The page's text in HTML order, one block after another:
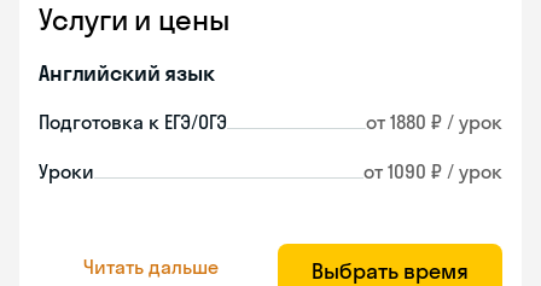
Услуги и цены
Английский язык
Подготовка к ЕГЭ/ОГЭ от 1880 ₽ / урок
Уроки от 1090 ₽ / урок
Читать дальше Выбрать время